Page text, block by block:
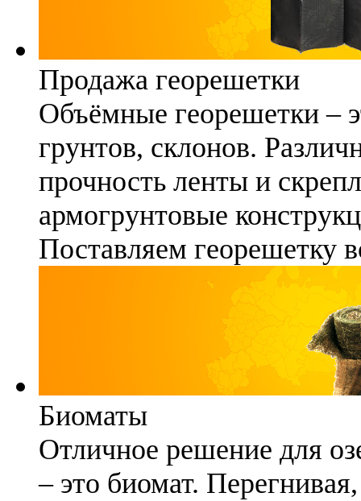
Продажа георешетки
Объёмные георешетки –
грунтов, склонов.
прочность ленты и
армогрунтовые
Поставляем георешетку
Биоматы
Отличное решение для
– это биомат.